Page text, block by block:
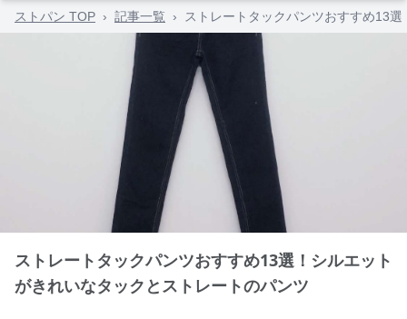
ストパン TOP › 記事一覧 › ストレートタックパンツおすすめ13
ストレートタックパンツおすすめ13選！シルエット
がきれいなタックとストレートのパンツ